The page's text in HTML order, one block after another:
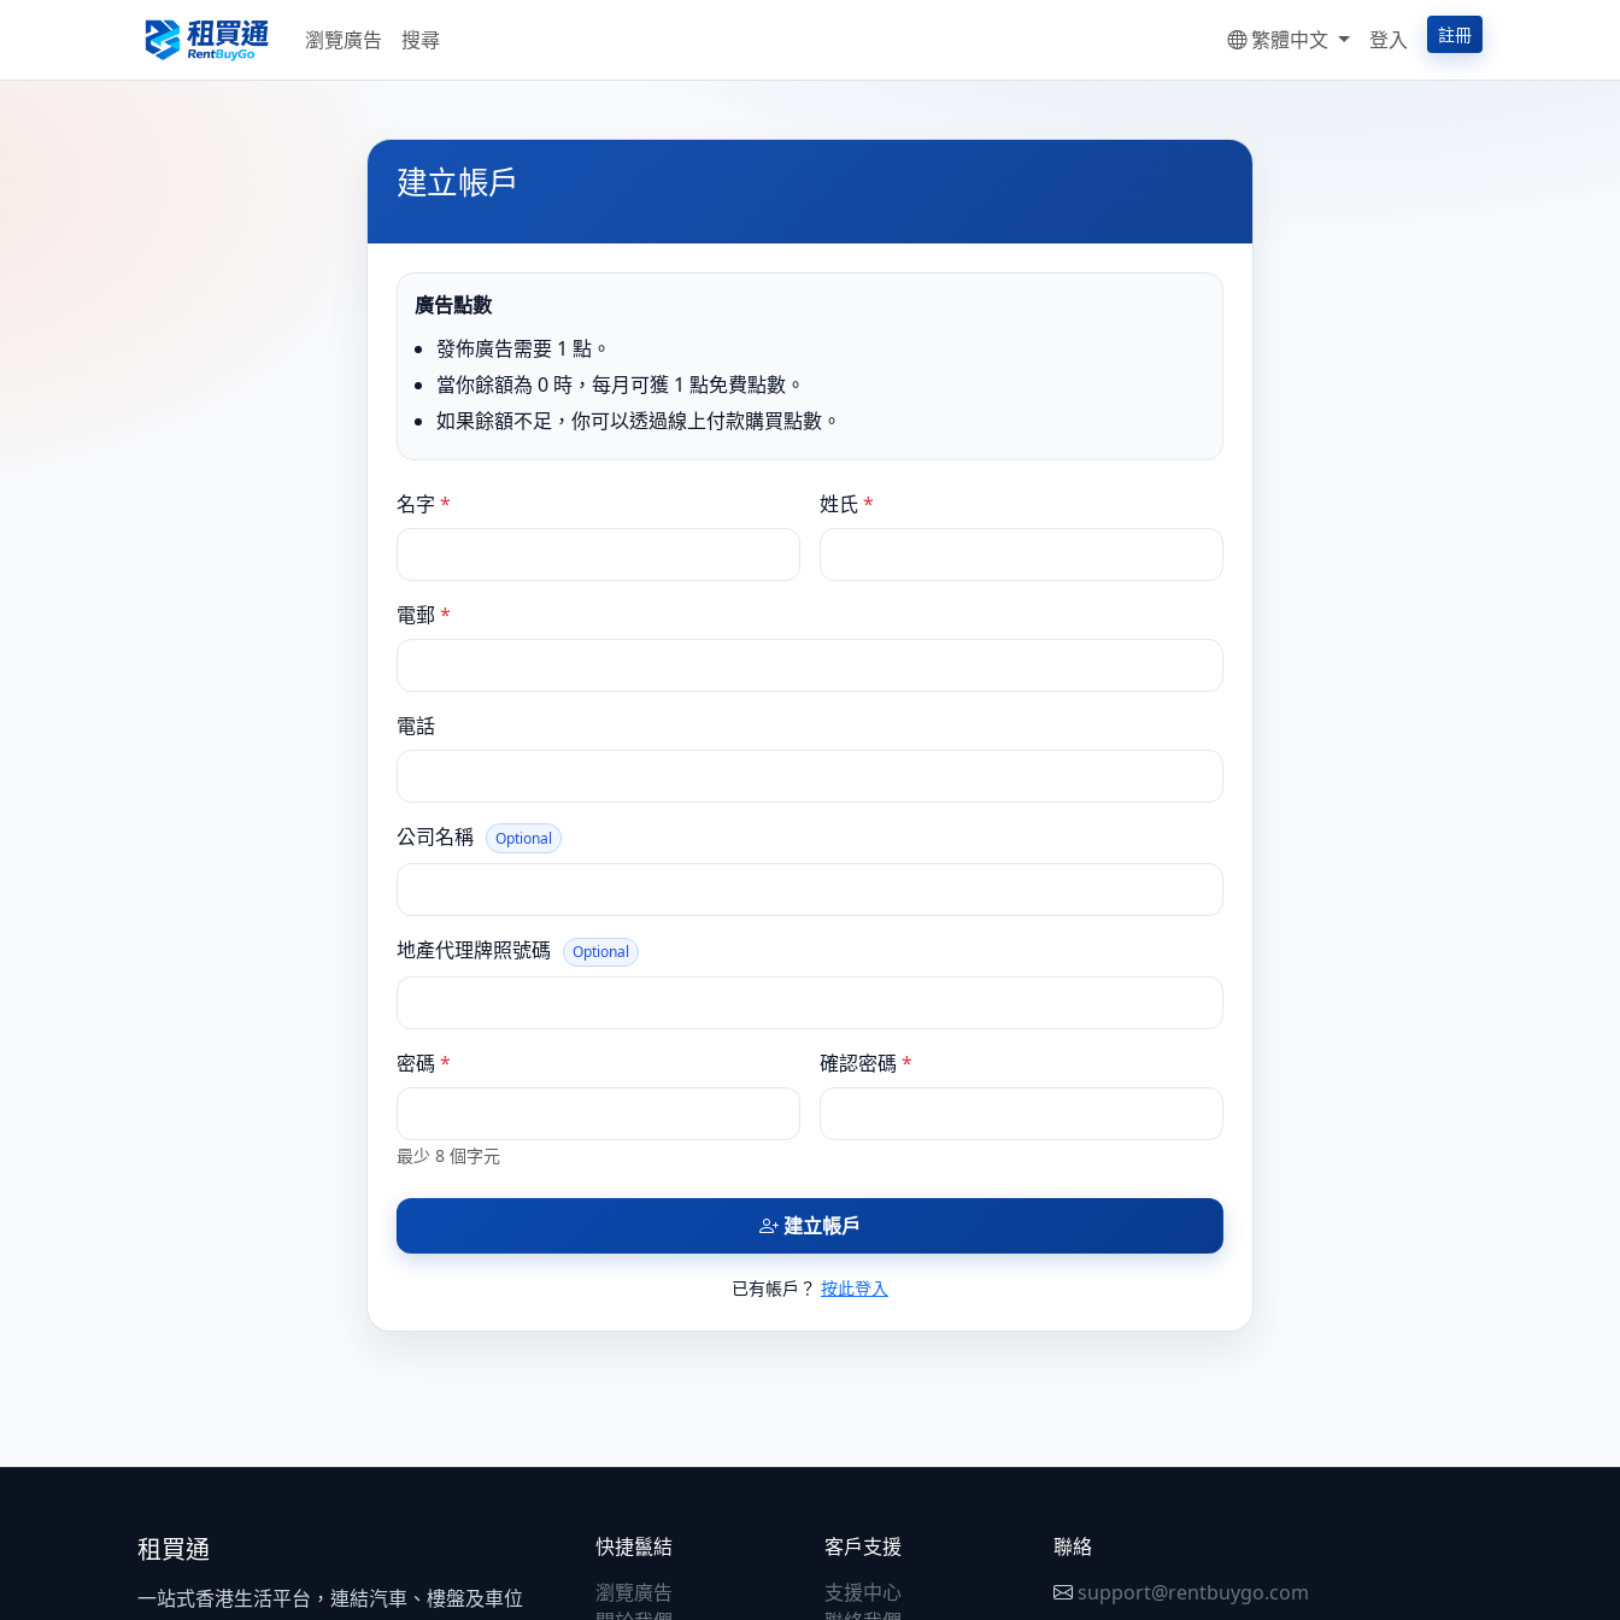
瀏覽廣告 搜尋 繁體中文 登入 註冊
建立帳戶
廣告點數
發佈廣告需要 1 點。
當你餘額為 0 時，每月可獲 1 點免費點數。
如果餘額不足，你可以透過線上付款購買點數。
名字 * 姓氏*
電郵*
電話
公司名稱 Optional
地產代理牌照號碼 Optional
密碼 *
最少 8 個字元
確認密碼 *
建立帳戶
已有帳戶？ 按此登入
租買通
一站式香港生活平台，連結汽車、樓盤及車位
快捷鬣結
瀏覽廣告
客戶支援
支援中心
聯絡
support@rentbuygo.com